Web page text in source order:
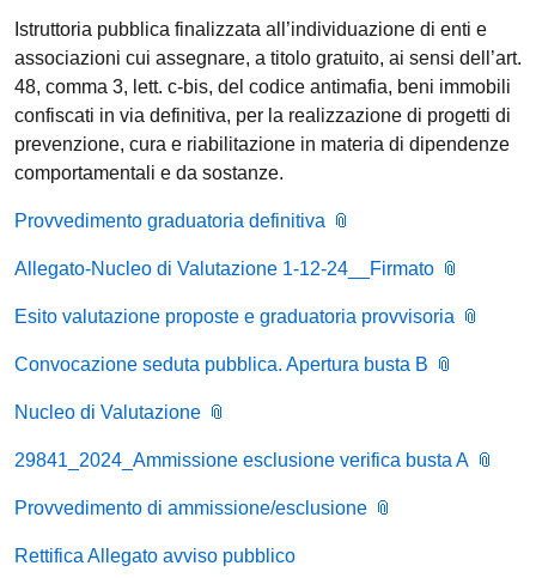
Istruttoria pubblica finalizzata all’individuazione di enti e
associazioni cui assegnare, a titolo gratuito, ai sensi dell’art.
48, comma 3, lett. c-bis, del codice antimafia, beni immobili
confiscati in via definitiva, per la realizzazione di progetti di
prevenzione, cura e riabilitazione in materia di dipendenze
comportamentali e da sostanze.
Provvedimento graduatoria definitiva
Allegato-Nucleo di Valutazione 1-12-24__Firmato
Esito valutazione proposte e graduatoria provvisoria
Convocazione seduta pubblica. Apertura busta B
Nucleo di Valutazione
29841_2024_Ammissione esclusione verifica busta A
Provvedimento di ammissione/esclusione
Rettifica Allegato avviso pubblico